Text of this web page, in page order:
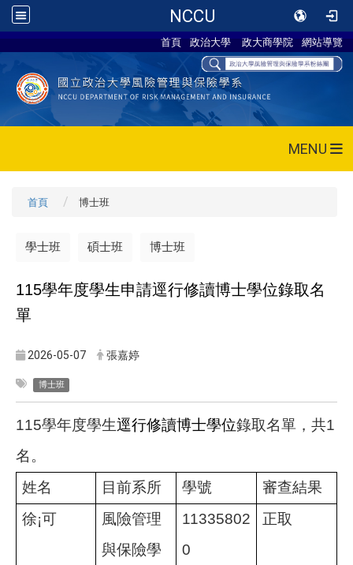
NCCU
首頁 政治大學 政大商學院 網站導覽
MENU
首頁 博士班
學士班 碩士班 博士班
115學年度學生申請逕行修讀博士學位錄取名
單
2026-05-07 張嘉婷
博士班
115學年度學生逕行修讀博士學位錄取名單，共1
名。
姓名
目前系所 學號
審查結果
徐¡可
風險管理
與保險學
11335802
0
正取